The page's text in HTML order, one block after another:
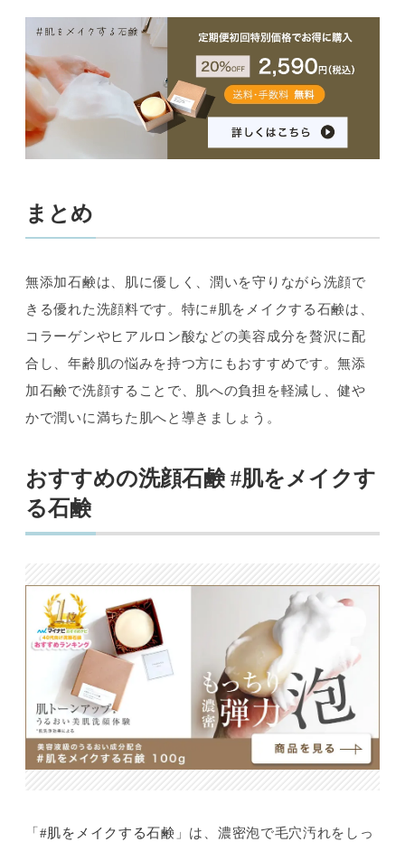
まとめ
無添加石鹸は、肌に優しく、潤いを守りながら洗顔で
きる優れた洗顔料です。特に#肌をメイクする石鹸は、
コラーゲンやヒアルロン酸などの美容成分を贅沢に配
合し、年齢肌の悩みを持つ方にもおすすめです。無添
加石鹸で洗顔することで、肌への負担を軽減し、健や
かで潤いに満ちた肌へと導きましょう。
おすすめの洗顔石鹸 #肌をメイクす
る石鹸
「#肌をメイクする石鹸 」は、濃密泡で毛穴汚れをしっ